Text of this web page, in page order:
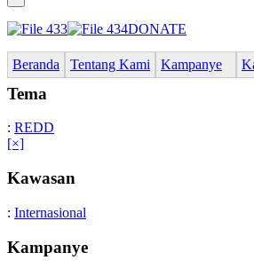
DONATE
Beranda Tentang Kami Kampanye
Tema
: REDD
[×]
Kawasan
: Internasional
Kampanye